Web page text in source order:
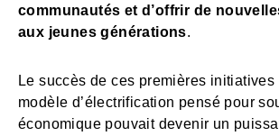
communautés et d’offrir de
aux jeunes générations.
Le succès de ces premières initiatives
modèle d’électrification pensé pour
économique pouvait devenir un